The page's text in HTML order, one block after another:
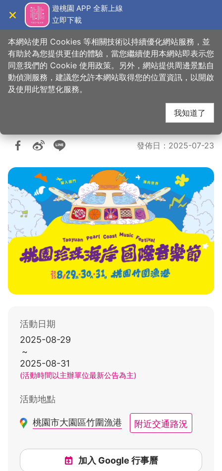
主
遊桃園 APP 全新上線
立即下載
2025桃園珍珠海岸國
發佈日 ： 2025-07-23
活動日期
2025-08-29
~
2025-08-31
(活動時間以主辦單位最新公告為主)
活動地點
桃園市大園區竹圍漁港 附近交通路況
加入 Google 行事曆
本網站使用 Cookies 等相關技術以持續優化網站服務，並
有助於為您提供更佳的體驗，當您繼續使用本網站即表示您
同意我們的 Cookie 使用政策。另外，網站提供周邊景點自
動偵測服務，建議您允許本網站取得您的位置資訊，以開啟
及使用此智慧化服務。
我知道了